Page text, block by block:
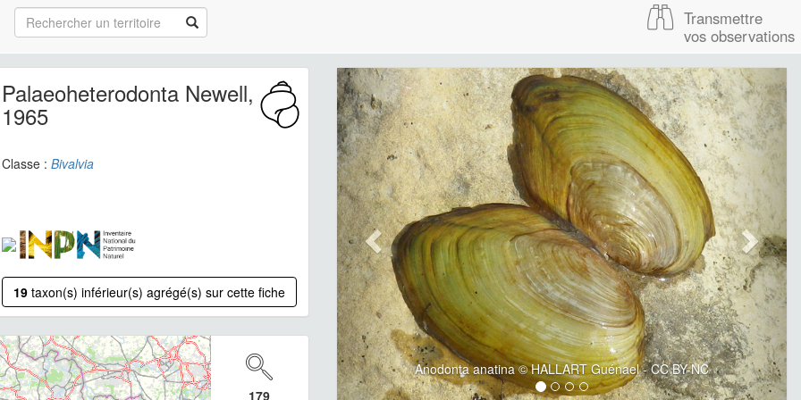
Transmettre
vos observations
Palaeoheterodonta Newell,
1965
Classe : Bivalvia
19 taxon(s) inférieur(s) agrégé(s) sur cette fiche
179
Anodonta anatina © HALLART Guénael - CC BY-NC